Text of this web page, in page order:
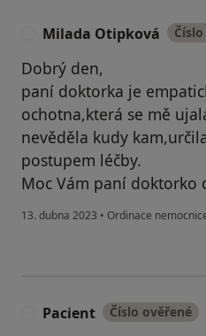
Milada Otipková
Dobrý den,
paní doktorka je
ochotna,která se mě
nevěděla kudy
postupem léčby.
Moc Vám paní doktorko
13. dubna 2023 • Ordinace
Pacient Číslo ověřené